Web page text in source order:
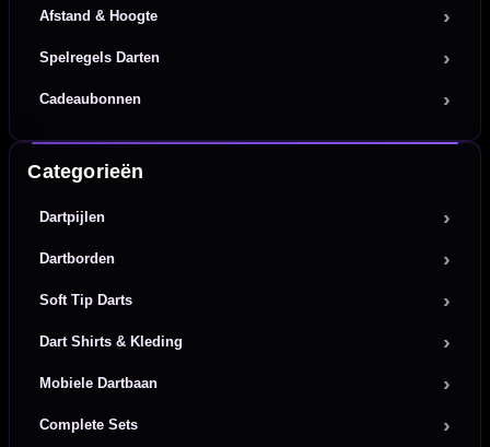
Afstand & Hoogte
Spelregels Darten
Cadeaubonnen
Categorieën
Dartpijlen
Dartborden
Soft Tip Darts
Dart Shirts & Kleding
Mobiele Dartbaan
Complete Sets